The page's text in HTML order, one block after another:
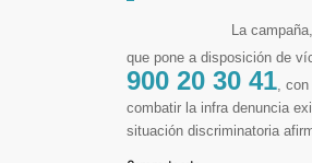
La campaña, también
que pone a disposición de
900 20 30 41,
combatir la infra denuncia
situación discriminatoria